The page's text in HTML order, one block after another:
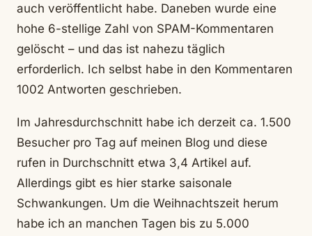
auch veröffentlicht habe. Daneben wurde eine
hohe 6-stellige Zahl von SPAM-Kommentaren
gelöscht – und das ist nahezu täglich
erforderlich. Ich selbst habe in den Kommentaren
1002 Antworten geschrieben.
Im Jahresdurchschnitt habe ich derzeit ca. 1.500
Besucher pro Tag auf meinen Blog und diese
rufen in Durchschnitt etwa 3,4 Artikel auf.
Allerdings gibt es hier starke saisonale
Schwankungen. Um die Weihnachtszeit herum
habe ich an manchen Tagen bis zu 5.000